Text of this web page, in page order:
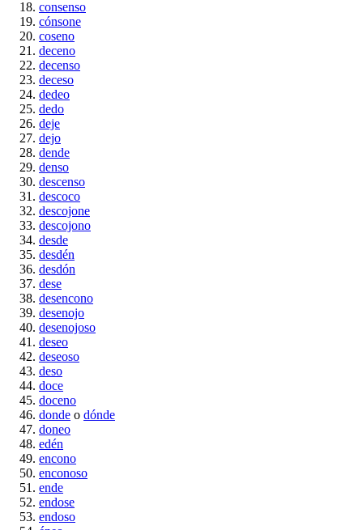
consenso
cónsone
coseno
deceno
decenso
deceso
dedeo
dedo
deje
dejo
dende
denso
descenso
descoco
descojone
descojono
desde
desdén
desdón
dese
desencono
desenojo
desenojoso
deseo
deseoso
deso
doce
doceno
donde o dónde
doneo
edén
encono
enconoso
ende
endose
endoso